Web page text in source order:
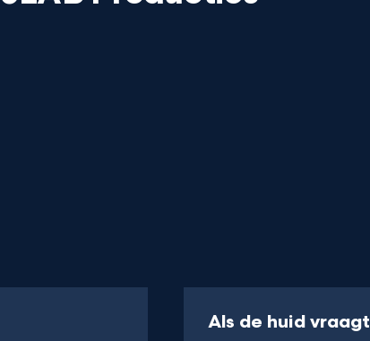
Als de huid vraagt